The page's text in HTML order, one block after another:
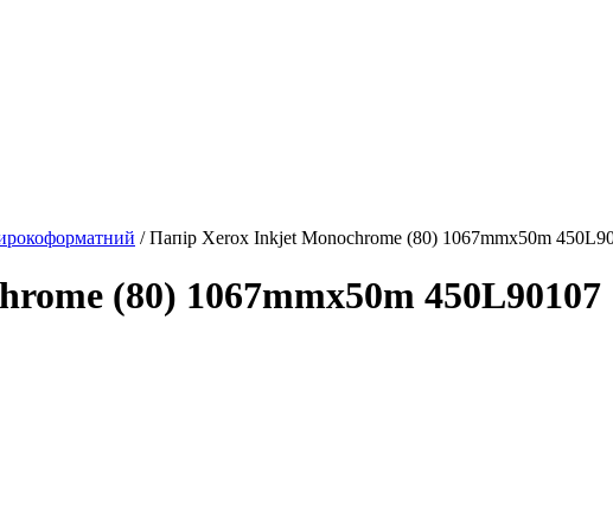
/ Папір Xerox Inkjet Monochrome (80) 1067mmx50m
(80) 1067mmx50m 450L90107